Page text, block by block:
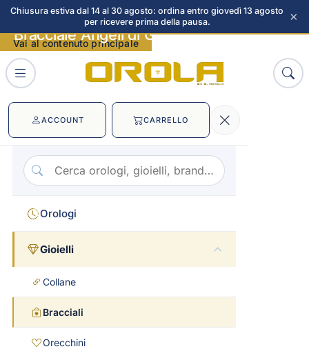
Chiusura estiva dal 14 al 30 agosto: ordina entro giovedì 13 agosto
per ricevere prima della pausa.
×
Vai al contenuto principale
ACCOUNT CARRELLO
Orologi
Gioielli
Collane
Bracciali
Orecchini
Bracciale Angeli di Giannotti immagini